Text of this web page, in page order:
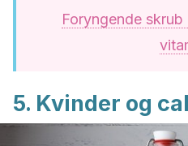
Foryngende
5. Kvinder og